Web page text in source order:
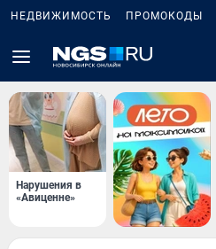
НЕДВИЖИМОСТЬ ПРОМОКОДЫ
Нарушения в
«Авиценне»